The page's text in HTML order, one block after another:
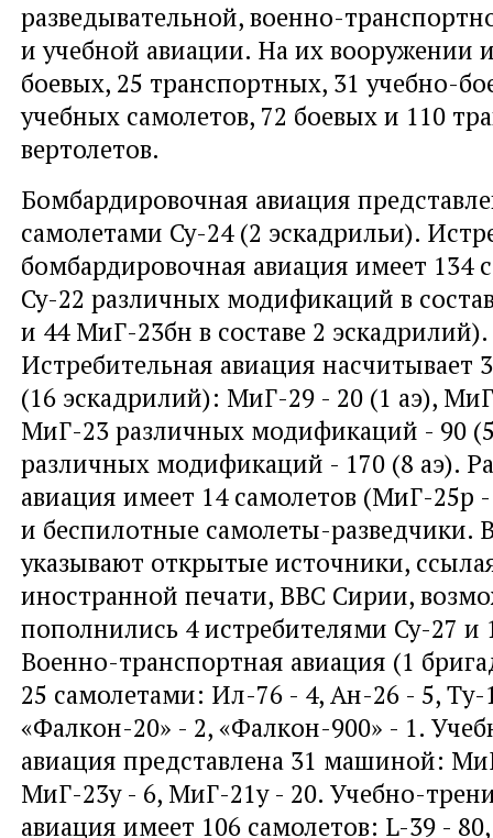
разведывательной, военно-
и учебной авиации. На их вооружении
боевых, 25 транспортных, 31 учебно-
учебных самолетов, 72 боевых и 110
вертолетов.
Бомбардировочная авиация
самолетами Су-24 (2 эскадрильи).
бомбардировочная авиация имеет 134
Су-22 различных модификаций в
и 44 МиГ-23бн в составе 2 эскадрилий).
Истребительная авиация насчитывает
(16 эскадрилий): МиГ-29 - 20 (1 аэ),
МиГ-23 различных модификаций - 90
различных модификаций - 170 (8 аэ).
авиация имеет 14 самолетов (МиГ-25р
и беспилотные самолеты-разведчики.
указывают открытые источники,
иностранной печати, ВВС Сирии,
пополнились 4 истребителями Су-27
Военно-транспортная авиация (1
25 самолетами: Ил-76 - 4, Ан-26 - 5, Ту-
«Фалкон-20» - 2, «Фалкон-900» - 1.
авиация представлена 31 машиной:
МиГ-23у - 6, МиГ-21у - 20. Учебно-
авиация имеет 106 самолетов: L-39 -